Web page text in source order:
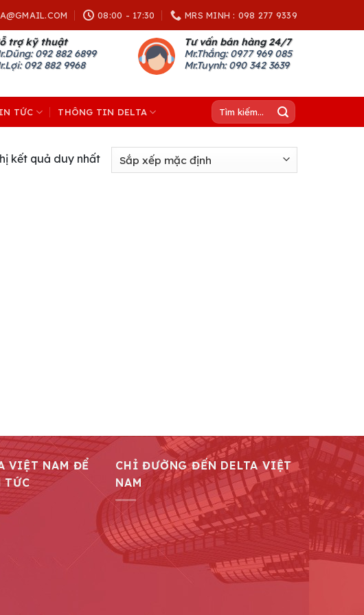
08:00 - 17:30 MRS MINH : 098 277 9339
trợ kỹ thuật
092 882 6899
092 882 9968
Tư vấn bán hàng 24/7
Mr.Thắng: 0977 969 085
Mr.Tuynh: 090 342 3639
TỨC THÔNG TIN DELTA
Tìm
kiếm:
kết quả duy nhất
VIỆT NAM ĐỂ
TỨC
CHỈ ĐƯỜNG ĐẾN DELTA VIỆT
NAM